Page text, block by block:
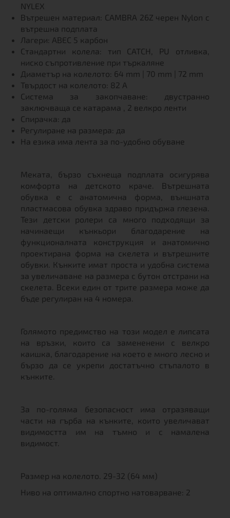
NYLEX
Вътрешен материал: CAMBRA 26Z черен Nylon с
вътрешна подплата
Лагери: ABEC 5 карбон
Стандартни колела: тип CATCH, PU отливка,
ниско съпротивление при търкаляне
Диаметър на колелото: 64 mm | 70 mm | 72 mm
Твърдост на колелото: 82 A
Система за закопчаване: двустранно
заключваща се катарама , 2 велкро ленти
Спирачка: да
Регулиране на размера: да
На езика има лента за по-удобно обуване
Меката, бързо съхнеща подплата осигурява
комфорта на детското краче. Вътрешната
обувка е с анатомична форма, външната
пластмасова обувка здраво придържа глезена.
Тези детски ролери са много подходящи за
начинаещи кънкьори благодарение на
функционалната конструкция и анатомично
проектирана форма на скелета и вътрешните
обувки. Кънките имат проста и удобна система
за увеличаване на размера с бутон отстрани на
скелета. Всеки един от трите размера може да
бъде регулиран на 4 номера.
Голямото предимство на този модел е липсата
на връзки, които са замененени с велкро
каишка, благодарение на което е много лесно и
бързо да се укрепи достатъчно стъпалото в
кънките.
За по-голяма безопасност има отразяващи
части на гърба на кънките, които увеличават
видимостта им на тъмно и с намалена
видимост.
Размер на колелото. 29-32 (64 мм)
Ниво на оптимално спортно натоварване: 2